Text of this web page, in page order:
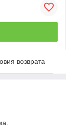
возврата